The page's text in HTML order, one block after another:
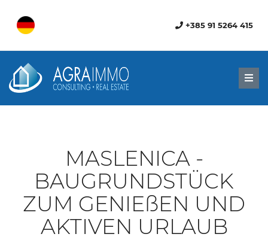
+385 91 5264 415
MASLENICA -
BAUGRUNDSTÜCK
ZUM GENIEßEN UND
AKTIVEN URLAUB